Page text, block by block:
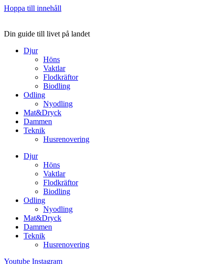
Hoppa till innehåll
Din guide till livet på landet
Djur
Höns
Vaktlar
Flodkräftor
Biodling
Odling
Nyodling
Mat&Dryck
Dammen
Teknik
Husrenovering
Djur
Höns
Vaktlar
Flodkräftor
Biodling
Odling
Nyodling
Mat&Dryck
Dammen
Teknik
Husrenovering
Youtube Instagram